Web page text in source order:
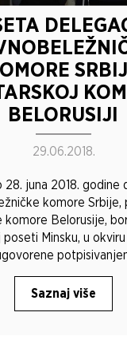
BELORUSIJI
29.06.2018.
28. juna 2018. godine
komore Srbije,
komore Belorusije,
poseti Minsku, u
Saznaj više